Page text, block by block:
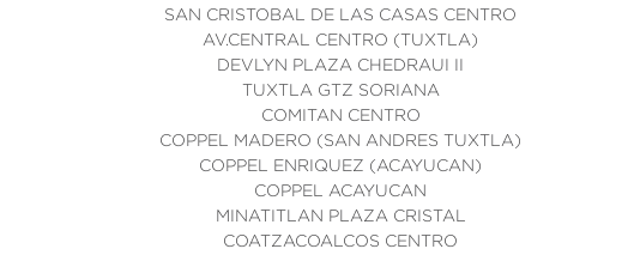
SAN CRISTOBAL DE LAS CASAS CENTRO
AV.CENTRAL CENTRO (TUXTLA)
DEVLYN PLAZA CHEDRAUI II
TUXTLA GTZ SORIANA
COMITAN CENTRO
COPPEL MADERO (SAN ANDRES TUXTLA)
COPPEL ENRIQUEZ (ACAYUCAN)
COPPEL ACAYUCAN
MINATITLAN PLAZA CRISTAL
COATZACOALCOS CENTRO